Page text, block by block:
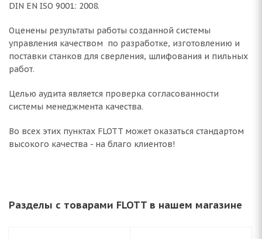
DIN EN ISO 9001: 2008.
Оценены результаты работы созданной системы
управления качеством по разработке, изготовлению и
поставки станков для сверления, шлифования и пильных
работ.
Целью аудита является проверка согласованности
системы менеджмента качества.
Во всех этих пунктах FLOTT может оказаться стандартом
высокого качества - на благо клиентов!
Разделы с товарами FLOTT в нашем магазине